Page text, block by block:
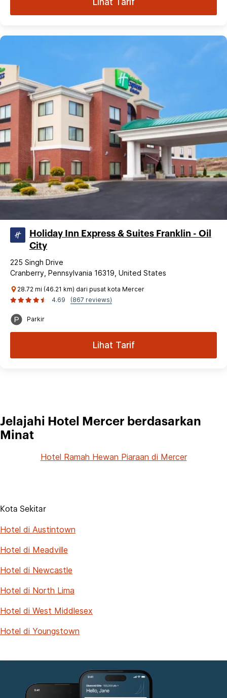
Holiday Inn Express & Suites Franklin - Oil
City
225 Singh Drive
Cranberry, Pennsylvania 16319, United States
28.72 mi (46.21 km) dari pusat kota Mercer
4.69
(867 reviews)
Parkir
Lihat Tarif
Jelajahi Hotel Mercer berdasarkan
Minat
Hotel Ramah Hewan Piaraan di Mercer
Kota Sekitar
Hotel di Austintown
Hotel di Meadville
Hotel di Newcastle
Hotel di North Lima
Hotel di West Middlesex
Hotel di Youngstown